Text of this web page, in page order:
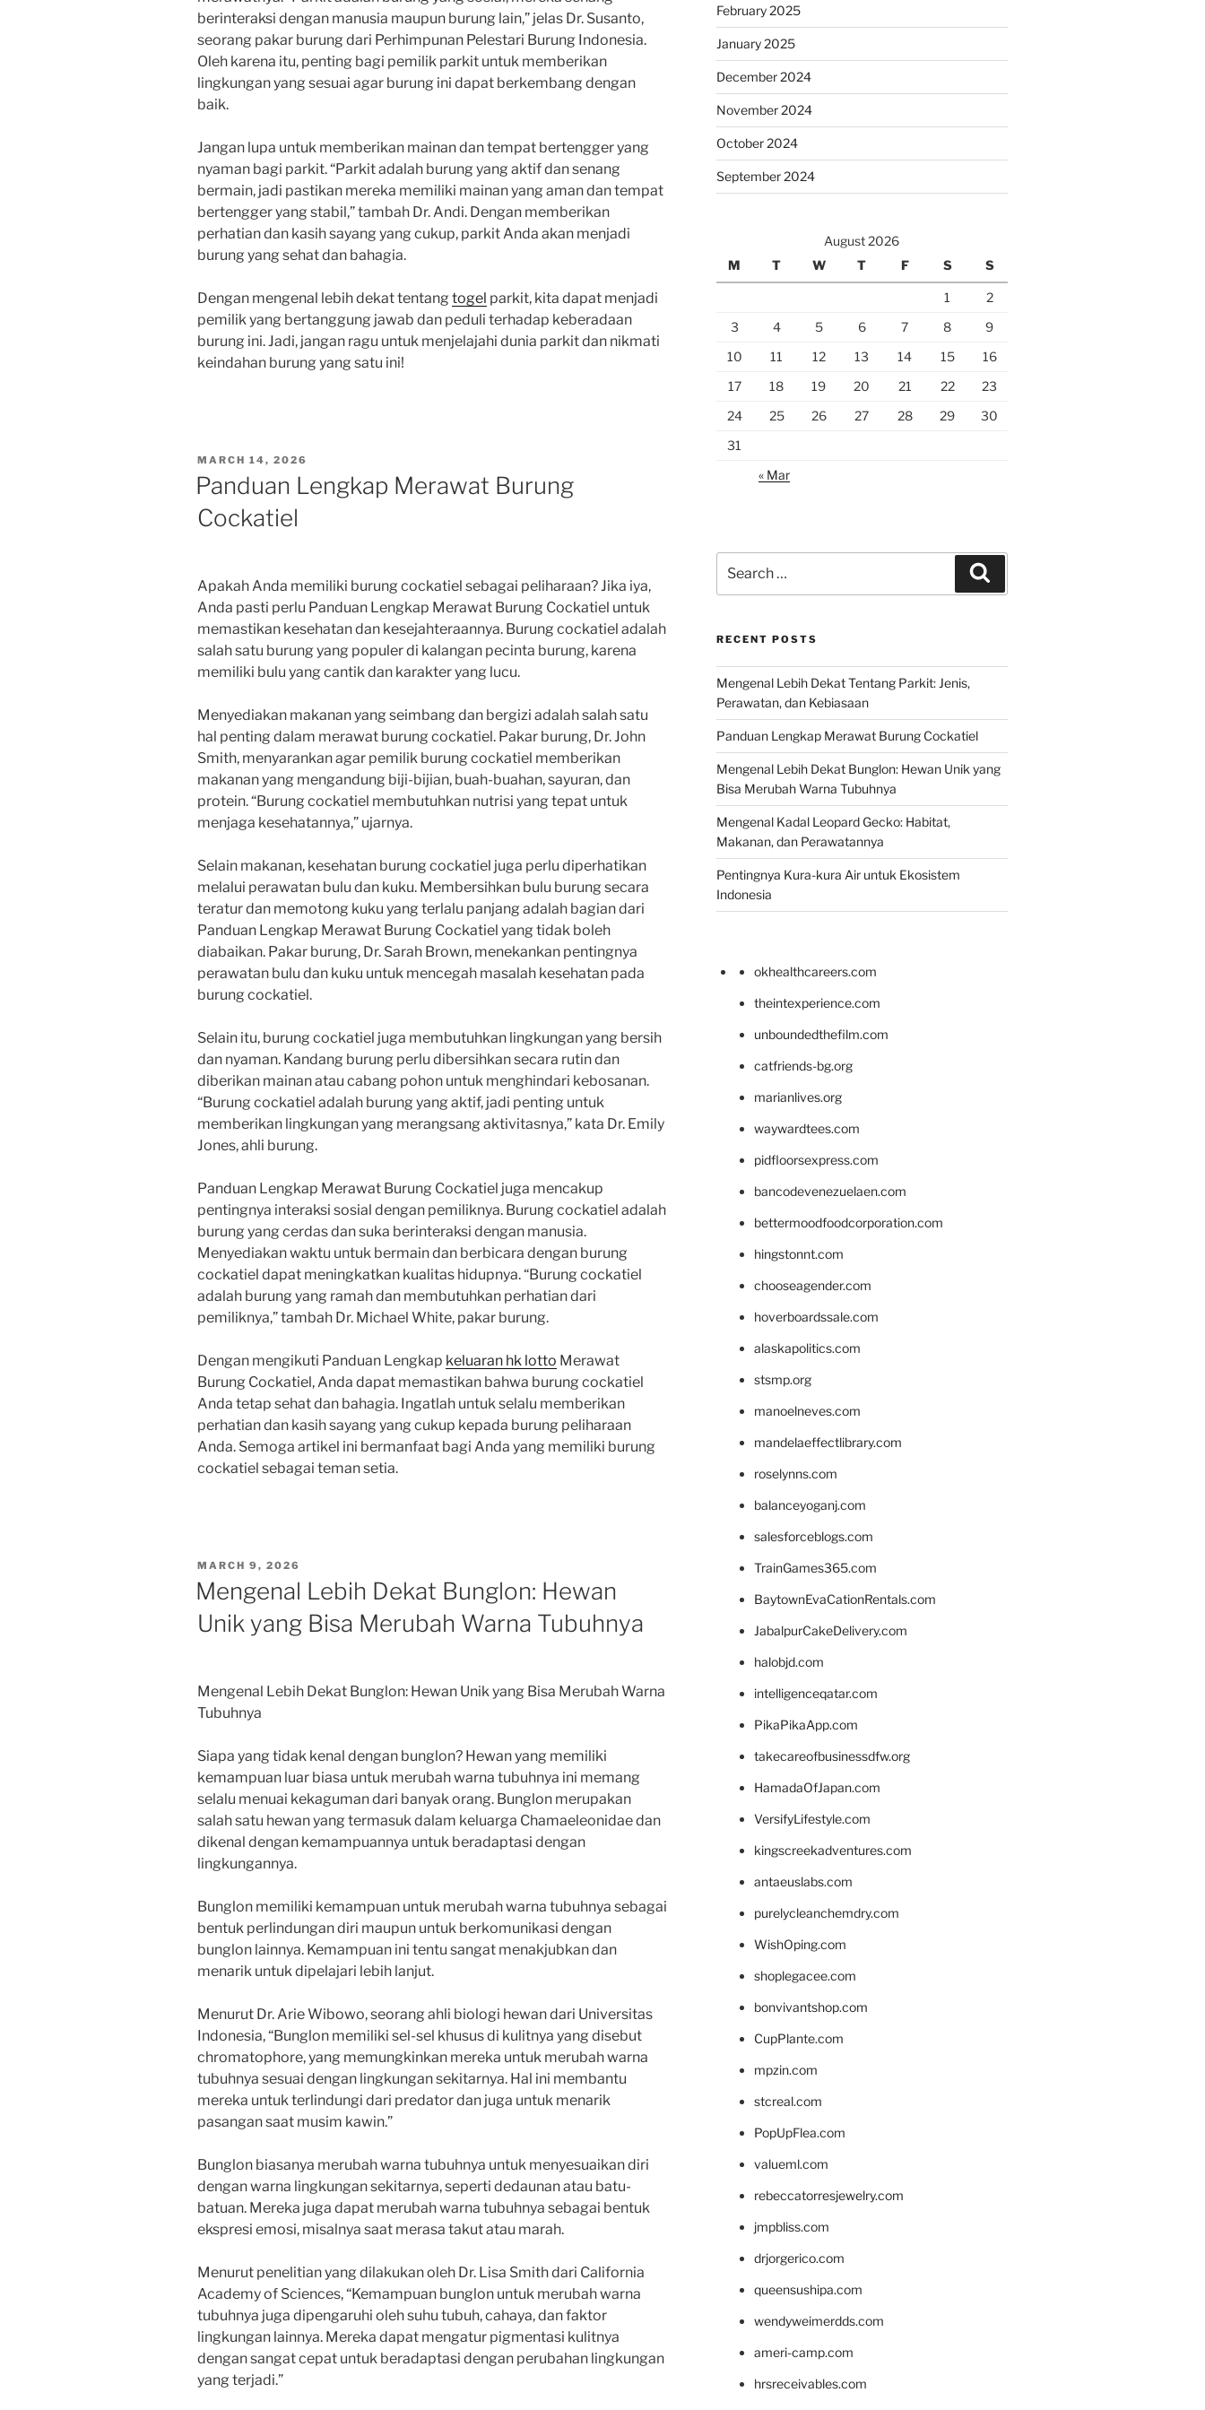
berinteraksi dengan manusia maupun burung lain,” jelas Dr. Susanto,
seorang pakar burung dari Perhimpunan Pelestari Burung Indonesia.
Oleh karena itu, penting bagi pemilik parkit untuk memberikan
lingkungan yang sesuai agar burung ini dapat berkembang dengan
baik.
Jangan lupa untuk memberikan mainan dan tempat bertengger yang
nyaman bagi parkit. “Parkit adalah burung yang aktif dan senang
bermain, jadi pastikan mereka memiliki mainan yang aman dan tempat
bertengger yang stabil,” tambah Dr. Andi. Dengan memberikan
perhatian dan kasih sayang yang cukup, parkit Anda akan menjadi
burung yang sehat dan bahagia.
Dengan mengenal lebih dekat tentang togel parkit, kita dapat menjadi
pemilik yang bertanggung jawab dan peduli terhadap keberadaan
burung ini. Jadi, jangan ragu untuk menjelajahi dunia parkit dan nikmati
keindahan burung yang satu ini!
POSTED
MARCH 14, 2026
Panduan Lengkap Merawat Burung
Cockatiel
Apakah Anda memiliki burung cockatiel sebagai peliharaan? Jika iya,
Anda pasti perlu Panduan Lengkap Merawat Burung Cockatiel untuk
memastikan kesehatan dan kesejahteraannya. Burung cockatiel adalah
salah satu burung yang populer di kalangan pecinta burung, karena
memiliki bulu yang cantik dan karakter yang lucu.
Menyediakan makanan yang seimbang dan bergizi adalah salah satu
hal penting dalam merawat burung cockatiel. Pakar burung, Dr. John
Smith, menyarankan agar pemilik burung cockatiel memberikan
makanan yang mengandung biji-bijian, buah-buahan, sayuran, dan
protein. “Burung cockatiel membutuhkan nutrisi yang tepat untuk
menjaga kesehatannya,” ujarnya.
Selain makanan, kesehatan burung cockatiel juga perlu diperhatikan
melalui perawatan bulu dan kuku. Membersihkan bulu burung secara
teratur dan memotong kuku yang terlalu panjang adalah bagian dari
Panduan Lengkap Merawat Burung Cockatiel yang tidak boleh
diabaikan. Pakar burung, Dr. Sarah Brown, menekankan pentingnya
perawatan bulu dan kuku untuk mencegah masalah kesehatan pada
burung cockatiel.
Selain itu, burung cockatiel juga membutuhkan lingkungan yang bersih
dan nyaman. Kandang burung perlu dibersihkan secara rutin dan
diberikan mainan atau cabang pohon untuk menghindari kebosanan.
“Burung cockatiel adalah burung yang aktif, jadi penting untuk
memberikan lingkungan yang merangsang aktivitasnya,” kata Dr. Emily
Jones, ahli burung.
Panduan Lengkap Merawat Burung Cockatiel juga mencakup
pentingnya interaksi sosial dengan pemiliknya. Burung cockatiel adalah
burung yang cerdas dan suka berinteraksi dengan manusia.
Menyediakan waktu untuk bermain dan berbicara dengan burung
cockatiel dapat meningkatkan kualitas hidupnya. “Burung cockatiel
adalah burung yang ramah dan membutuhkan perhatian dari
pemiliknya,” tambah Dr. Michael White, pakar burung.
Dengan mengikuti Panduan Lengkap keluaran hk lotto Merawat
Burung Cockatiel, Anda dapat memastikan bahwa burung cockatiel
Anda tetap sehat dan bahagia. Ingatlah untuk selalu memberikan
perhatian dan kasih sayang yang cukup kepada burung peliharaan
Anda. Semoga artikel ini bermanfaat bagi Anda yang memiliki burung
cockatiel sebagai teman setia.
POSTED
ON
MARCH 9, 2026
Mengenal Lebih Dekat Bunglon: Hewan
Unik yang Bisa Merubah Warna Tubuhnya
Mengenal Lebih Dekat Bunglon: Hewan Unik yang Bisa Merubah Warna
Tubuhnya
Siapa yang tidak kenal dengan bunglon? Hewan yang memiliki
kemampuan luar biasa untuk merubah warna tubuhnya ini memang
selalu menuai kekaguman dari banyak orang. Bunglon merupakan
salah satu hewan yang termasuk dalam keluarga Chamaeleonidae dan
dikenal dengan kemampuannya untuk beradaptasi dengan
lingkungannya.
Bunglon memiliki kemampuan untuk merubah warna tubuhnya sebagai
bentuk perlindungan diri maupun untuk berkomunikasi dengan
bunglon lainnya. Kemampuan ini tentu sangat menakjubkan dan
menarik untuk dipelajari lebih lanjut.
Menurut Dr. Arie Wibowo, seorang ahli biologi hewan dari Universitas
Indonesia, “Bunglon memiliki sel-sel khusus di kulitnya yang disebut
chromatophore, yang memungkinkan mereka untuk merubah warna
tubuhnya sesuai dengan lingkungan sekitarnya. Hal ini membantu
mereka untuk terlindungi dari predator dan juga untuk menarik
pasangan saat musim kawin.”
Bunglon biasanya merubah warna tubuhnya untuk menyesuaikan diri
dengan warna lingkungan sekitarnya, seperti dedaunan atau batu-
batuan. Mereka juga dapat merubah warna tubuhnya sebagai bentuk
ekspresi emosi, misalnya saat merasa takut atau marah.
Menurut penelitian yang dilakukan oleh Dr. Lisa Smith dari California
Academy of Sciences, “Kemampuan bunglon untuk merubah warna
tubuhnya juga dipengaruhi oleh suhu tubuh, cahaya, dan faktor
lingkungan lainnya. Mereka dapat mengatur pigmentasi kulitnya
dengan sangat cepat untuk beradaptasi dengan perubahan lingkungan
yang terjadi.”
February 2025
January 2025
December 2024
November 2024
October 2024
September 2024
August 2026
M
T W T F S S
1
2
3
4 5 6 7 8
9
10
11 12 13 14 15
16
17
18 19 20 21 22
23
24
25 26 27 28 29
30
31
« Mar
for:
RECENT POSTS
Mengenal Lebih Dekat Tentang Parkit: Jenis,
Perawatan, dan Kebiasaan
Panduan Lengkap Merawat Burung Cockatiel
Mengenal Lebih Dekat Bunglon: Hewan Unik yang
Bisa Merubah Warna Tubuhnya
Mengenal Kadal Leopard Gecko: Habitat,
Makanan, dan Perawatannya
Pentingnya Kura-kura Air untuk Ekosistem
Indonesia
okhealthcareers.com
theintexperience.com
unboundedthefilm.com
catfriends-bg.org
marianlives.org
waywardtees.com
pidfloorsexpress.com
bancodevenezuelaen.com
bettermoodfoodcorporation.com
hingstonnt.com
chooseagender.com
hoverboardssale.com
alaskapolitics.com
stsmp.org
manoelneves.com
mandelaeffectlibrary.com
roselynns.com
balanceyoganj.com
salesforceblogs.com
TrainGames365.com
BaytownEvaCationRentals.com
JabalpurCakeDelivery.com
halobjd.com
intelligenceqatar.com
PikaPikaApp.com
takecareofbusinessdfw.org
HamadaOfJapan.com
VersifyLifestyle.com
kingscreekadventures.com
antaeuslabs.com
purelycleanchemdry.com
WishOping.com
shoplegacee.com
bonvivantshop.com
CupPlante.com
mpzin.com
stcreal.com
PopUpFlea.com
valueml.com
rebeccatorresjewelry.com
jmpbliss.com
drjorgerico.com
queensushipa.com
wendyweimerdds.com
ameri-camp.com
hrsreceivables.com